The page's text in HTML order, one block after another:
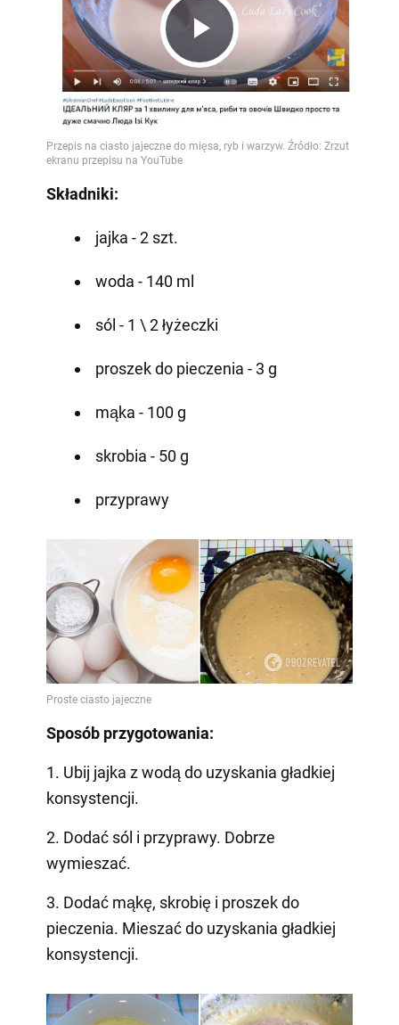
Play
Składniki:
jajka - 2 szt.
woda - 140 ml
sól - 1 \ 2 łyżeczki
proszek do pieczenia - 3 g
mąka - 100 g
skrobia - 50 g
przyprawy
Sposób przygotowania:
1. Ubij jajka z wodą do uzyskania gładkiej
konsystencji.
2. Dodać sól i przyprawy. Dobrze
wymieszać.
3. Dodać mąkę, skrobię i proszek do
pieczenia. Mieszać do uzyskania gładkiej
konsystencji.